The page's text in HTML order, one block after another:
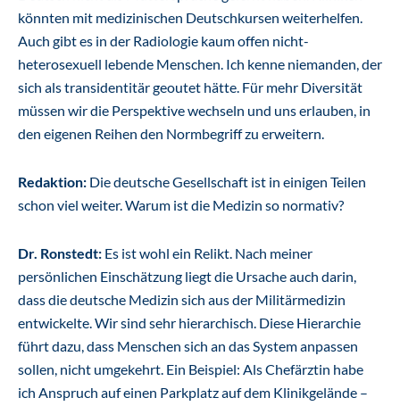
könnten mit medizinischen Deutschkursen weiterhelfen.
Auch gibt es in der Radiologie kaum offen nicht-
heterosexuell lebende Menschen. Ich kenne niemanden, der
sich als transidentitär geoutet hätte. Für mehr Diversität
müssen wir die Perspektive wechseln und uns erlauben, in
den eigenen Reihen den Normbegriff zu erweitern.
Redaktion: Die deutsche Gesellschaft ist in einigen Teilen
schon viel weiter. Warum ist die Medizin so normativ?
Dr. Ronstedt: Es ist wohl ein Relikt. Nach meiner
persönlichen Einschätzung liegt die Ursache auch darin,
dass die deutsche Medizin sich aus der Militärmedizin
entwickelte. Wir sind sehr hierarchisch. Diese Hierarchie
führt dazu, dass Menschen sich an das System anpassen
sollen, nicht umgekehrt. Ein Beispiel: Als Chefärztin habe
ich Anspruch auf einen Parkplatz auf dem Klinikgelände –